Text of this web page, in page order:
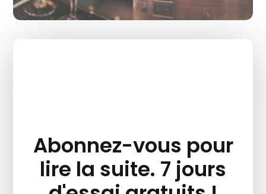
Abonnez-vous pour
lire la suite. 7 jours